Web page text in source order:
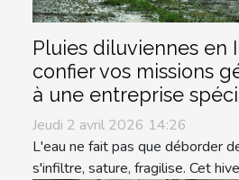
Pluies diluviennes en
confier vos missions
à une entreprise
Jeudi 2 avril 2026 14:26
L'eau ne fait pas que déborder
s'infiltre, sature, fragilise. Cet